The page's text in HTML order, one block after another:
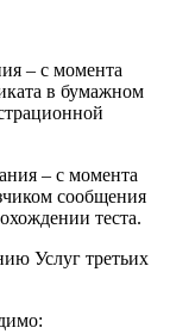
– с момента
в бумажном
– с момента
сообщения
теста.
Услуг третьих